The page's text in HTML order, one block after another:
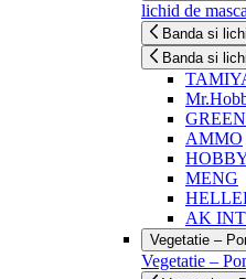
lichid de
Banda si
Banda si
AMMO
MENG
AK
Vegetatie –
Vegetatie –